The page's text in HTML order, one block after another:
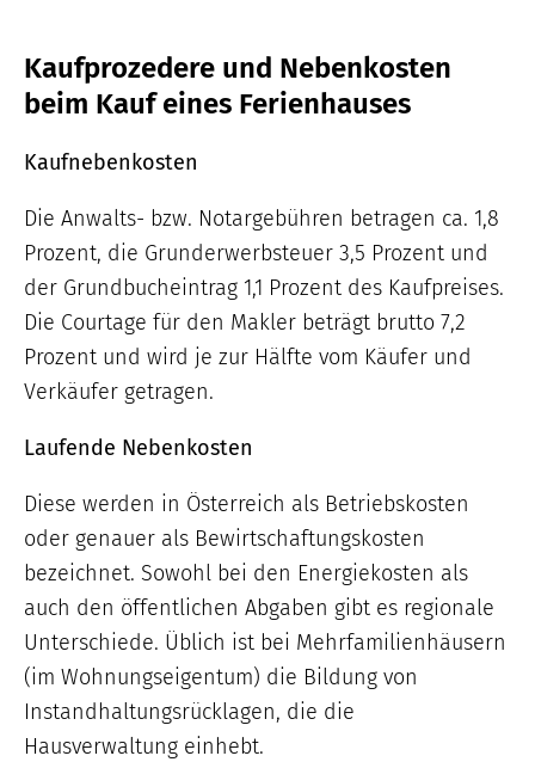
Kaufprozedere und Nebenkosten
beim Kauf eines Ferienhauses
Kaufnebenkosten
Die Anwalts- bzw. Notargebühren betragen ca. 1,8
Prozent, die Grunderwerbsteuer 3,5 Prozent und
der Grundbucheintrag 1,1 Prozent des Kaufpreises.
Die Courtage für den Makler beträgt brutto 7,2
Prozent und wird je zur Hälfte vom Käufer und
Verkäufer getragen.
Laufende Nebenkosten
Diese werden in Österreich als Betriebskosten
oder genauer als Bewirtschaftungskosten
bezeichnet. Sowohl bei den Energiekosten als
auch den öffentlichen Abgaben gibt es regionale
Unterschiede. Üblich ist bei Mehrfamilienhäusern
(im Wohnungseigentum) die Bildung von
Instandhaltungsrücklagen, die die
Hausverwaltung einhebt.